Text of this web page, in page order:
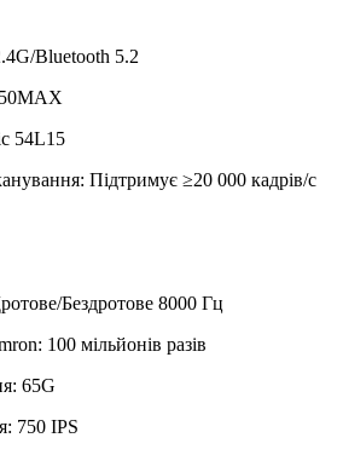
Bluetooth 5.2
54L15
Підтримує ≥20 000 кадрів/с
Бездротове 8000 Гц
100 мільйонів разів
65G
750 IPS